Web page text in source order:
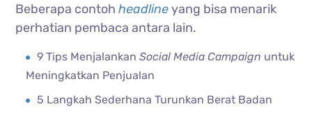
Beberapa contoh headlineyang bisa menarik
perhatian pembaca antara lain.
9 Tips MenjalankanSocial Media Campaign untuk
Meningkatkan Penjualan
5 Langkah Sederhana Turunkan Berat Badan